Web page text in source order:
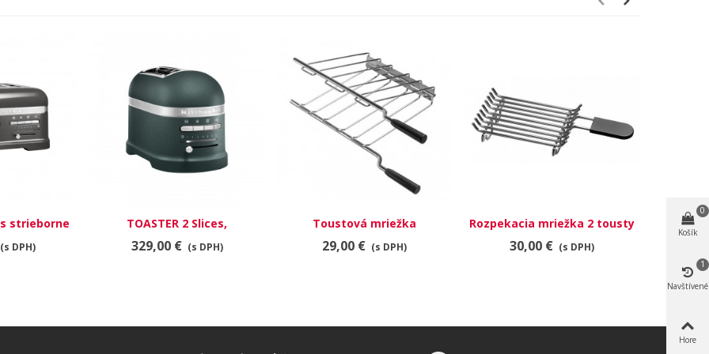
strieborne
(s DPH)
TOASTER 2 Slices,
fľaškovozelená
329,00 € (s DPH)
Toustová mriežka
29,00 € (s DPH)
Rozpekacia mriežka 2 tousty
30,00 € (s DPH)
Košík
0
Navštívené
1
Hore